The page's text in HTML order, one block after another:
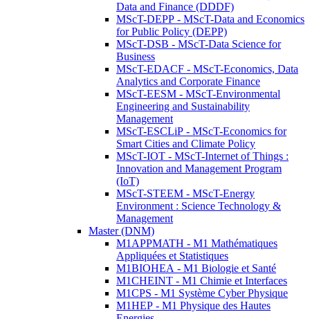
Data and Finance (DDDF)
MScT-DEPP - MScT-Data and Economics
for Public Policy (DEPP)
MScT-DSB - MScT-Data Science for
Business
MScT-EDACF - MScT-Economics, Data
Analytics and Corporate Finance
MScT-EESM - MScT-Environmental
Engineering and Sustainability
Management
MScT-ESCLiP - MScT-Economics for
Smart Cities and Climate Policy
MScT-IOT - MScT-Internet of Things :
Innovation and Management Program
(IoT)
MScT-STEEM - MScT-Energy
Environment : Science Technology &
Management
Master (DNM)
M1APPMATH - M1 Mathématiques
Appliquées et Statistiques
M1BIOHEA - M1 Biologie et Santé
M1CHEINT - M1 Chimie et Interfaces
M1CPS - M1 Système Cyber Physique
M1HEP - M1 Physique des Hautes